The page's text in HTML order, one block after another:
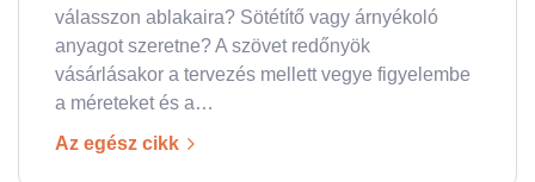
válasszon ablakaira? Sötétítő vagy árnyékoló
anyagot szeretne? A szövet redőnyök
vásárlásakor a tervezés mellett vegye figyelembe
a méreteket és a…
Az egész cikk